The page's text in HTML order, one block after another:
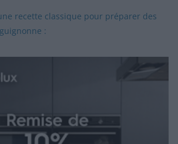
recette classique pour préparer des
: